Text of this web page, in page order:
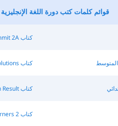
قوائم كلمات كتب دورة اللغة الإنجليزية
كتاب Summit 2A
كتاب Solutions - متوسط
كتاب English Result - ما قبل المتوسط
كتاب Four Corners 2